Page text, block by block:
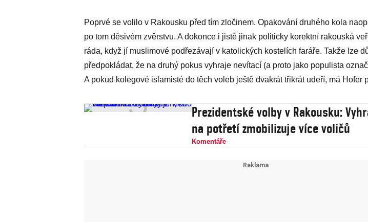
Poprvé se volilo v Rakousku před tím zločinem. Opakování druhého kola
po tom děsivém zvěrstvu. A dokonce i jistě jinak politicky korektní rakouská
ráda, když jí muslimové podřezávají v katolických kostelích faráře. Takže lze
předpokládat, že na druhý pokus vyhraje nevítací (a proto jako populista
A pokud kolegové islamisté do těch voleb ještě dvakrát třikrát udeří, má Hofer
Prezidentské volby v Rakousku:
na potřetí zmobilizuje více voličů
Komentáře